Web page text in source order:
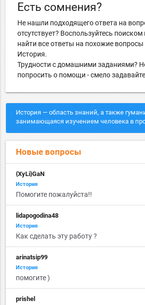
Есть сомнения?
Не нашли подходящего ответа на
отсутствует? Воспользуйтесь
найти все ответы на похожие вопросы
История.
Трудности с домашними заданиями?
попросить о помощи - смело
История — область знаний, а также
занимающаяся изучением человека в
Новые вопросы
{XyLi}GaN
История
Помогите пожалуйста!!
lidapogodina48
История
Как сделать эту работу ?
arinatsip99
История
помогите )
prishel